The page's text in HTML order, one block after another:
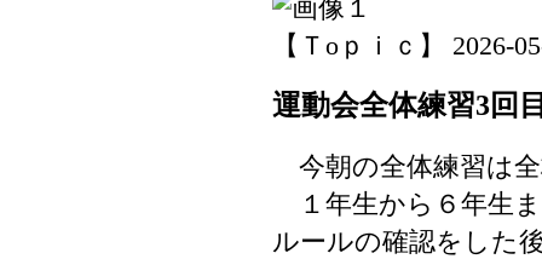
【Ｔoｐｉｃ】 2026-
運動会全体練習3回
今朝の全体練習は
１年生から６年生
ルールの確認をした